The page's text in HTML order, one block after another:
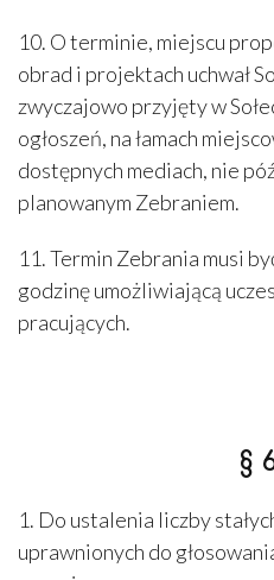
10. O terminie, miejscu
obrad i projektach uchwał
zwyczajowo przyjęty w
ogłoszeń, na łamach
dostępnych mediach, nie
planowanym Zebraniem.
11. Termin Zebrania musi
godzinę umożliwiającą
pracujących.
§
1. Do ustalenia liczby
uprawnionych do